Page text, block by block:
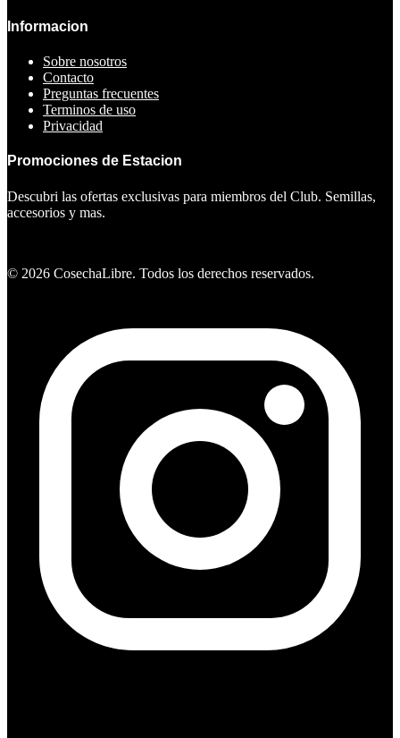
Informacion
Sobre nosotros
Contacto
Preguntas frecuentes
Terminos de uso
Privacidad
Promociones de Estacion
Descubri las ofertas exclusivas para miembros del Club. Semillas,
accesorios y mas.
© 2026 CosechaLibre. Todos los derechos reservados.